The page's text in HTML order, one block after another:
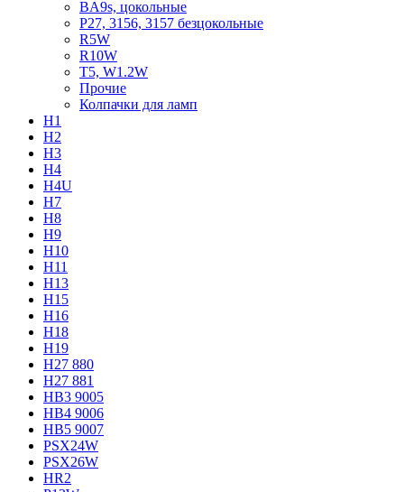
BA9s, цокольные
P27, 3156, 3157 безцокольные
R5W
R10W
T5, W1.2W
Прочие
Колпачки для ламп
H1
H2
H3
H4
H4U
H7
H8
H9
H10
H11
H13
H15
H16
H18
H19
H27 880
H27 881
HB3 9005
HB4 9006
HB5 9007
PSX24W
PSX26W
HR2